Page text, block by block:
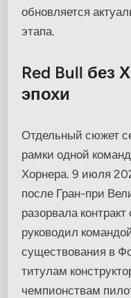
обновляется
этапа.
Red Bull без
эпохи
Отдельный сюжет
рамки одной
Хорнера. 9 июля
после Гран-при
разорвала
руководил
существования в
титулам
чемпионствам